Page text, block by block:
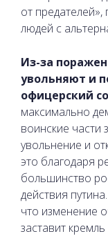
от
людей с
Из-за
увольняют и
офицерский
максимально
воинские
увольнение и
это благодаря
большинство
действия
что изменение
заставит